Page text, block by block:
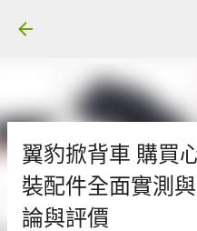
翼豹掀背車 購買
裝配件全面實測
論與評價